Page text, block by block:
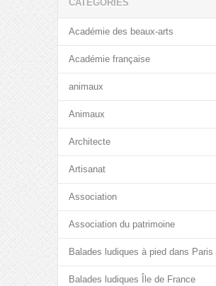
CATÉGORIES
Académie des beaux-arts
Académie française
animaux
Animaux
Architecte
Artisanat
Association
Association du patrimoine
Balades ludiques à pied dans Paris
Balades ludiques Île de France